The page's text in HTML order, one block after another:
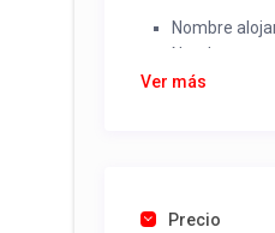
Nombre
Nombre
Rut
Una vez recibido
Ver más
Precio